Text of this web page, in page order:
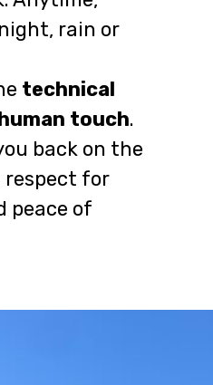
rain or
technical
touch.
back on the
respect for
peace of